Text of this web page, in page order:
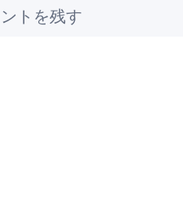
トを残す